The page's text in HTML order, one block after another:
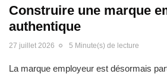
Construire une marque
authentique
27 juillet 2026 5 Minute(s) de lecture
La marque employeur est désormais